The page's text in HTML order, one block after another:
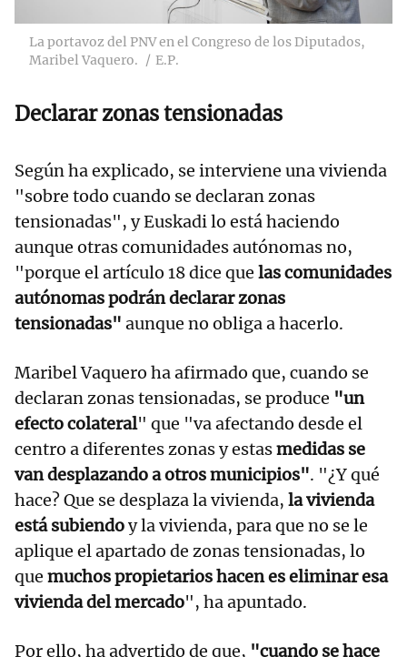
La portavoz del PNV en el Congreso de los Diputados,
Maribel Vaquero.
E.P.
Declarar zonas tensionadas
Según ha explicado, se interviene una vivienda
"sobre todo cuando se declaran zonas
tensionadas", y Euskadi lo está haciendo
aunque otras comunidades autónomas no,
"porque el artículo 18 dice que las comunidades
autónomas podrán declarar zonas
tensionadas" aunque no obliga a hacerlo.
Maribel Vaquero ha afirmado que, cuando se
declaran zonas tensionadas, se produce "un
efecto colateral" que "va afectando desde el
centro a diferentes zonas y estasmedidas se
van desplazando a otros municipios". "¿Y qué
hace? Que se desplaza la vivienda, la vivienda
está subiendoy la vivienda, para que no se le
aplique el apartado de zonas tensionadas, lo
que muchos propietarios hacen es eliminar esa
vivienda del mercado", ha apuntado.
Por ello, ha advertido de que, "cuando se hace